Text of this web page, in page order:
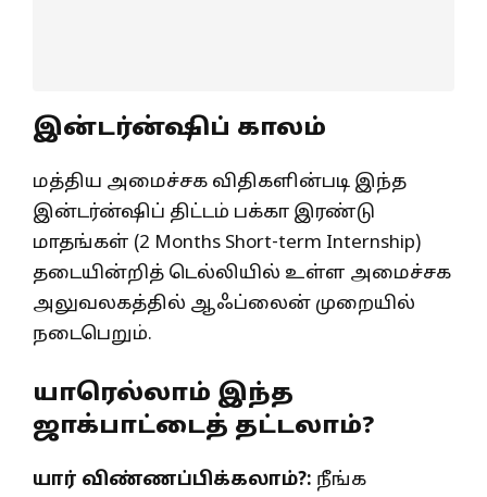
இன்டர்ன்ஷிப் காலம்
மத்திய அமைச்சக விதிகளின்படி இந்த
இன்டர்ன்ஷிப் திட்டம் பக்கா இரண்டு
மாதங்கள் (2 Months Short-term Internship)
தடையின்றித் டெல்லியில் உள்ள அமைச்சக
அலுவலகத்தில் ஆஃப்லைன் முறையில்
நடைபெறும்.
யாரெல்லாம் இந்த
ஜாக்பாட்டைத் தட்டலாம்?
யார் விண்ணப்பிக்கலாம்?: நீங்க